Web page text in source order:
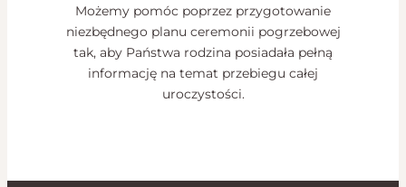
Możemy pomóc poprzez przygotowanie
niezbędnego planu ceremonii pogrzebowej
tak, aby Państwa rodzina posiadała pełną
informację na temat przebiegu całej
uroczystości.